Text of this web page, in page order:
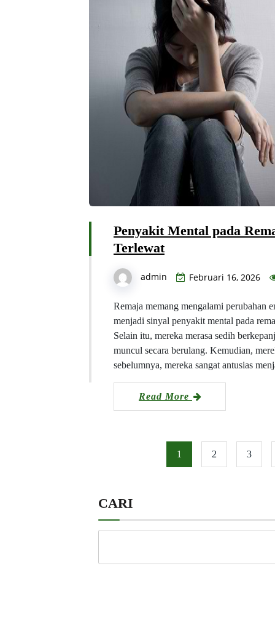
Penyakit Mental pada
Terlewat
admin Februari 16, 2026
Remaja memang mengalami perubahan
menjadi sinyal penyakit mental pada
Selain itu, mereka merasa sedih
muncul secara berulang. Kemudian,
sebelumnya, mereka sangat antusias
Read More
1 2 3
CARI